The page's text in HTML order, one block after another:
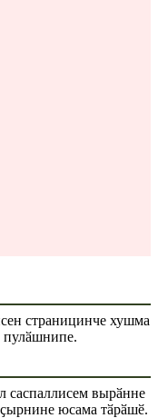
страницинче хушма
пулӑшнипе.
саспаллисем вырӑнне
юсама тӑрӑшӗ.